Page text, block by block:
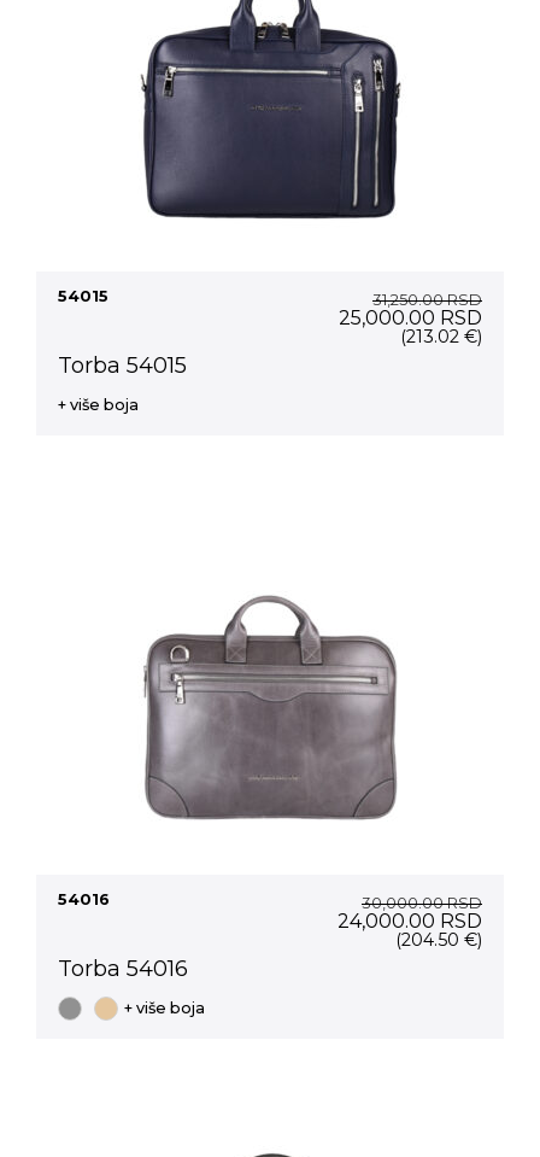
54015 31,250.00RSD
Original
price
25,000.00 RSD
(213.02 €)
Torba 54015
+ više boja
54016 30,000.00RSD
Original
price
24,000.00 RSD
(204.50 €)
Torba 54016
+ više boja